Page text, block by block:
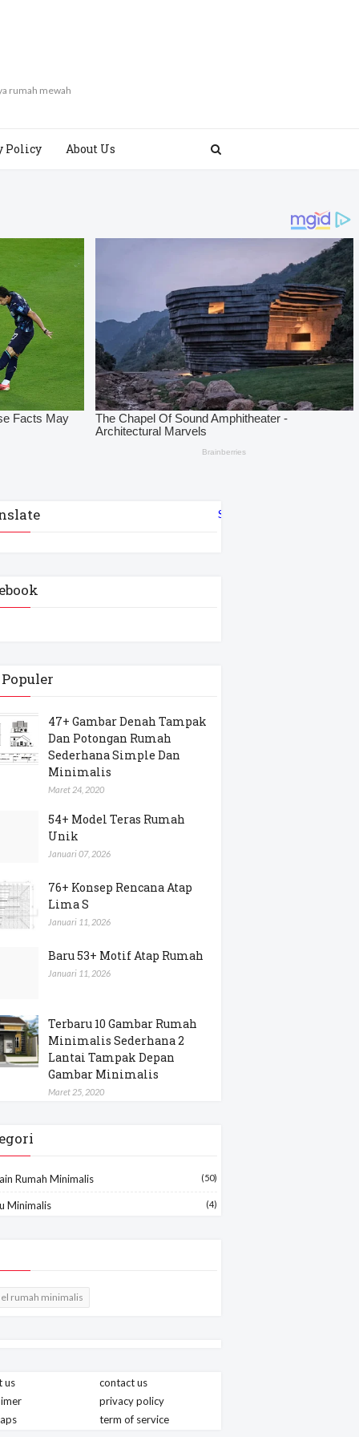
rumah mewah
Policy About Us
Select Language
47+ Gambar Denah Tampak
Dan Potongan Rumah
Sederhana Simple Dan
Minimalis
Maret 24, 2020
54+ Model Teras Rumah
Unik
Januari 07, 2026
76+ Konsep Rencana Atap
Lima S
Januari 11, 2026
Baru 53+ Motif Atap Rumah
Januari 11, 2026
Terbaru 10 Gambar Rumah
Minimalis Sederhana 2
Lantai Tampak Depan
Gambar Minimalis
Maret 25, 2020
Rumah Minimalis (50)
Minimalis (4)
rumah minimalis
us
contact us
privacy policy
term of service